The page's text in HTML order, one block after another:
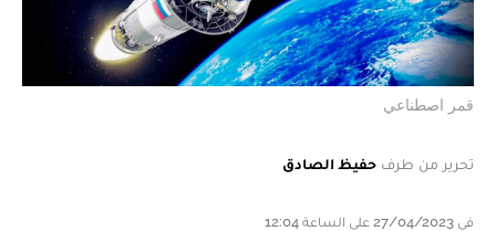
قمر اصطناعي
تحرير من طرف حفيظ الصادق
في 27/04/2023 على الساعة 12:04